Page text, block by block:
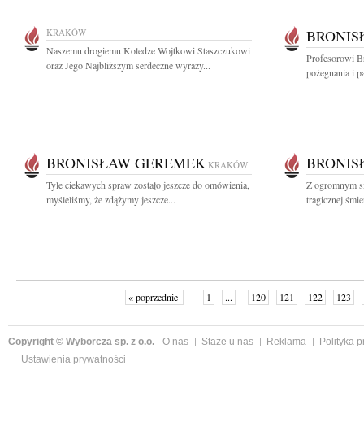
KRAKÓW
Naszemu drogiemu Koledze Wojtkowi Staszczukowi
oraz Jego Najbliższym serdeczne wyrazy...
Profesorowi
pożegnania i
BRONISŁAW GEREMEK KRAKÓW
Tyle ciekawych spraw zostało jeszcze do omówienia,
myśleliśmy, że zdążymy jeszcze...
Z ogromnym
tragicznej
« poprzednie 1 ... 120 121 122 123
Copyright © Wyborcza sp. z o.o. O nas Staże u nas Reklama
Polityka
Ustawienia prywatności